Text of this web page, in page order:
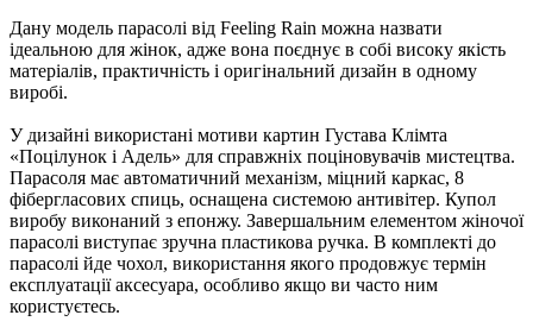
Дану модель парасолі від Feeling Rain можна назвати
ідеальною для жінок, адже вона поєднує в собі високу якість
матеріалів, практичність і оригінальний дизайн в одному
виробі.
У дизайні використані мотиви картин Густава Клімта
«Поцілунок і Адель» для справжніх поціновувачів мистецтва.
Парасоля має автоматичний механізм, міцний каркас, 8
фібергласових спиць, оснащена системою антивітер. Купол
виробу виконаний з епонжу. Завершальним елементом жіночої
парасолі виступає зручна пластикова ручка. В комплекті до
парасолі йде чохол, використання якого продовжує термін
експлуатації аксесуара, особливо якщо ви часто ним
користуєтесь.